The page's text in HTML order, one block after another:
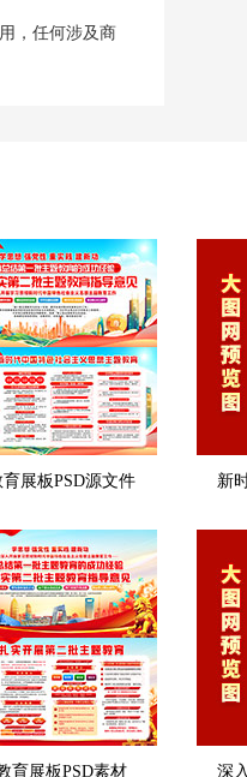
，任何涉及商
展板PSD源文件 新
育展板PSD素材 深